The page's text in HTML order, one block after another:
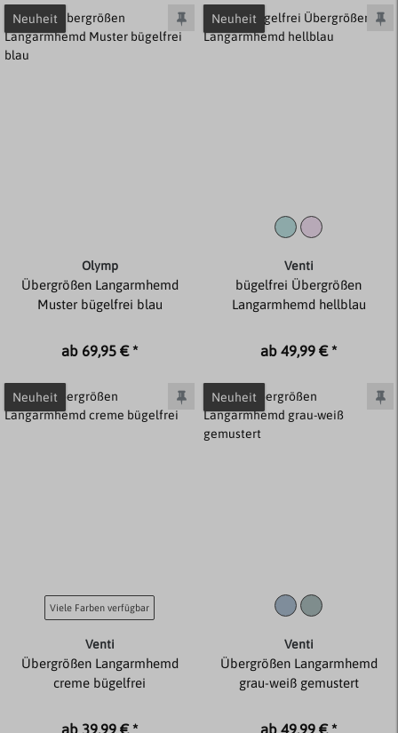
Neuheit
Olymp
Übergrößen Langarmhemd
Muster bügelfrei blau
ab 69,95 € *
Neuheit
Venti
bügelfrei Übergrößen
Langarmhemd hellblau
ab 49,99 € *
Viele Farben verfügbar
Neuheit
Venti
Übergrößen Langarmhemd
creme bügelfrei
Neuheit
Venti
Übergrößen Langarmhemd
grau-weiß gemustert